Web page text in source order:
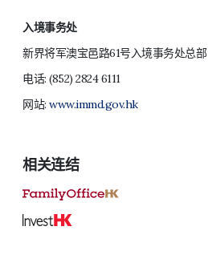
入境事务处
新界将军澳宝邑路61号入境事务处总部
电话:(852) 2824 6111
网站:www.immd.gov.hk
相关连结